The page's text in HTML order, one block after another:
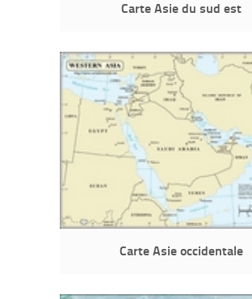
Carte Asie du sud est
Carte Asie occidentale